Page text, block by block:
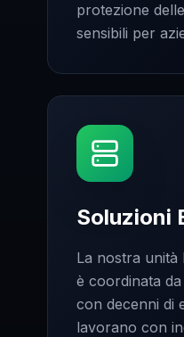
protezione
sensibili per
Soluzioni
La nostra unità
è coordinata
con decenni di
lavorano con